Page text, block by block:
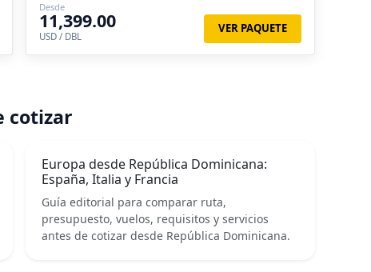
Desde
11,399.00
USD / DBL
VER PAQUETE
cotizar
Europa desde República Dominicana:
España, Italia y Francia
Guía editorial para comparar ruta,
presupuesto, vuelos, requisitos y servicios
antes de cotizar desde República Dominicana.